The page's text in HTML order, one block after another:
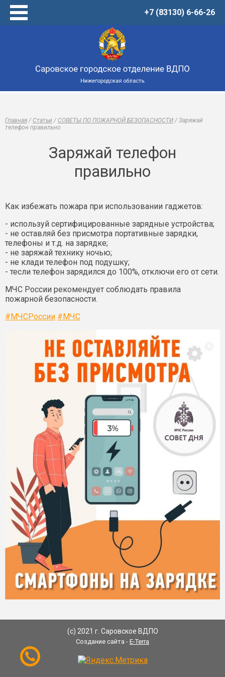
+7 (83130) 6-66-26
Товары
Виртуальный музей
Онлайн-тренажеры
Главная / Статьи / СОВЕТЫ ПО ПОЖАРНОЙ БЕЗОПАСНОСТИ / Заряжай
телефон правильно
Заряжай телефон
правильно
Как избежать пожара при использовании гаджетов:
- используй сертифицированные зарядные устройства;
- не оставляй без присмотра портативные зарядки,
телефоны и т.д. на зарядке;
- не заряжай технику ночью;
- не клади телефон под подушку;
- тесли телефон зарядился до 100%, отключи его от сети.
МЧС России рекомендует соблюдать правила
пожарной безопасности.
#МЧСРоссии #МЧС
(с) 2021 г. Саровское ВДПО
Создание сайта - E-Terra